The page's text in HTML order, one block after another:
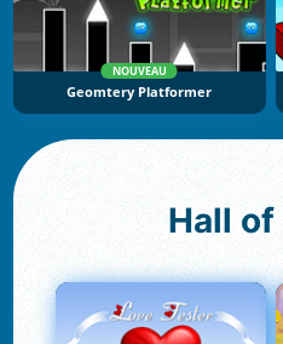
NOUVEAU
Geomtery Platformer
Hall of